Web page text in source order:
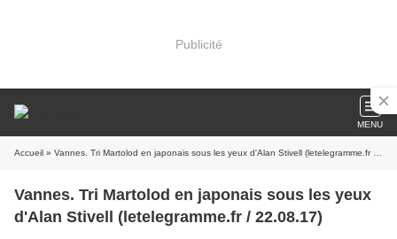
Publicité
MENU
Accueil » Vannes. Tri Martolod en japonais sous les yeux d'Alan Stivell (letelegramme.fr / 22.08.17)
Vannes. Tri Martolod en japonais sous les yeux
d'Alan Stivell (letelegramme.fr / 22.08.17)